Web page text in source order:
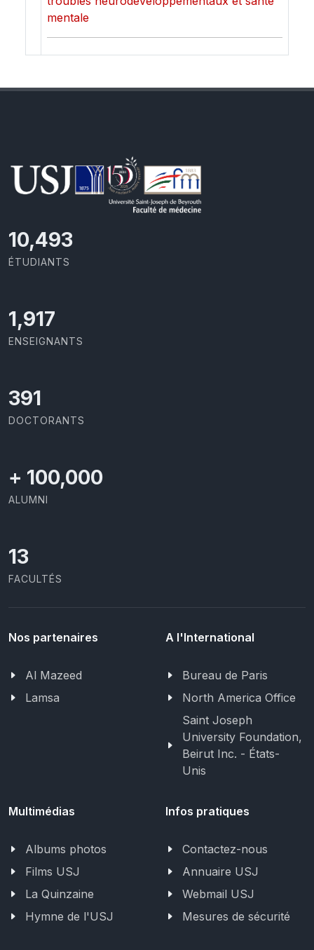
mentale
11,418
ÉTUDIANTS
2,086
ENSEIGNANTS
426
DOCTORANTS
+ 100,000
ALUMNI
13
FACULTÉS
Nos partenaires
Al Mazeed
Lamsa
A l'International
Bureau de Paris
North America Office
Saint Joseph
University Foundation,
Beirut Inc. - États-
Unis
Multimédias
Albums photos
Films USJ
La Quinzaine
Hymne de l'USJ
Infos pratiques
Contactez-nous
Annuaire USJ
Webmail USJ
Mesures de sécurité